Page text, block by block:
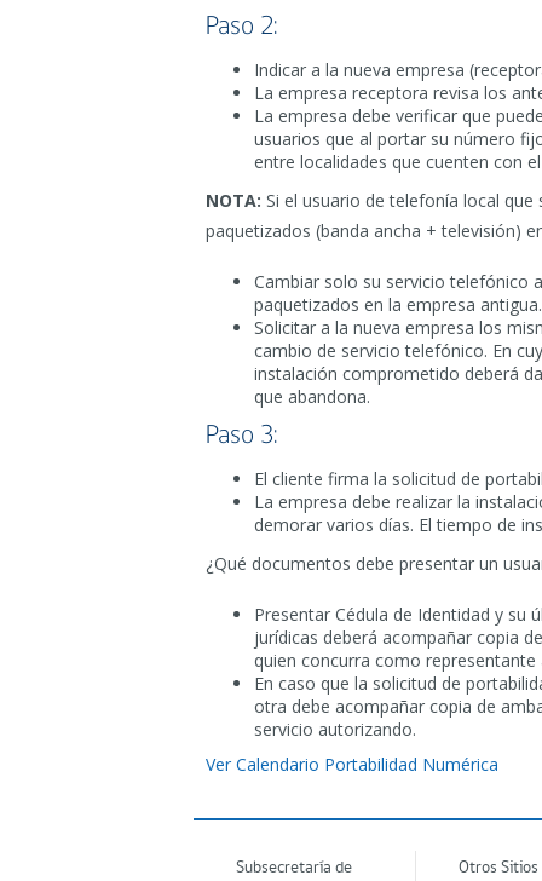
Paso 2:
Indicar a la nueva empresa
La empresa receptora revisa los
La empresa debe verificar que
usuarios que al portar su número
entre localidades que cuenten con
NOTA: Si el usuario de telefonía local
paquetizados (banda ancha + televisión)
Cambiar solo su servicio telefónico
paquetizados en la empresa antigua.
Solicitar a la nueva empresa los
cambio de servicio telefónico. En
instalación comprometido deberá
que abandona.
Paso 3:
El cliente firma la solicitud de
La empresa debe realizar la
demorar varios días. El tiempo de
¿Qué documentos debe presentar un
Presentar Cédula de Identidad y su
jurídicas deberá acompañar copia
quien concurra como representante
En caso que la solicitud de
otra debe acompañar copia de
servicio autorizando.
Ver Calendario Portabilidad Numérica
Subsecretaría de
Otros